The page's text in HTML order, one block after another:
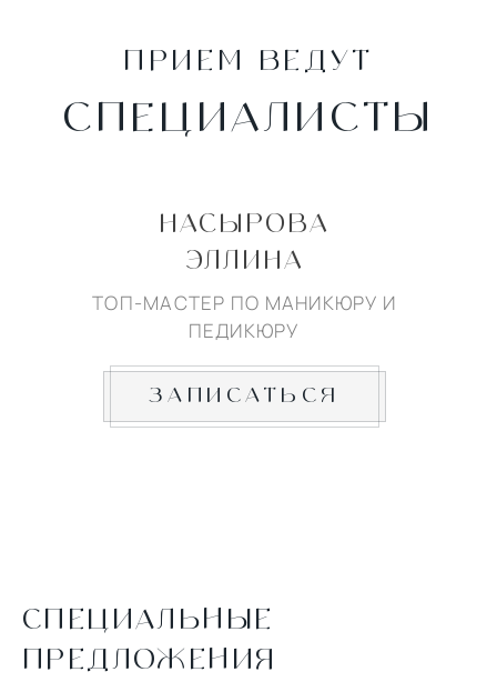
ПРИЕМ ВЕДУТ
СПЕЦИАЛИСТЫ
НАСЫРОВА
ЭЛЛИНА
ТОП-МАСТЕР ПО МАНИКЮРУ И
ПЕДИКЮРУ
ЗАПИСАТЬСЯ
СПЕЦИАЛЬНЫЕ
ПРЕДЛОЖЕНИЯ